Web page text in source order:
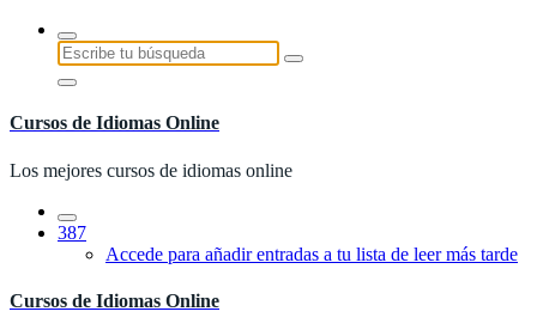
Saltar
contenido
Buscar:
Cursos de Idiomas Online
Los mejores cursos de idiomas online
387
Accede para añadir entradas a tu lista de leer más tarde
Cursos de Idiomas Online